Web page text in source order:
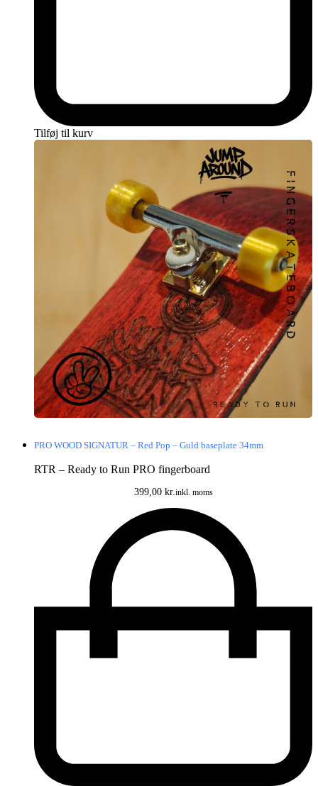
Tilføj til kurv
PRO WOOD SIGNATUR – Red Pop – Guld baseplate 34mm
RTR – Ready to Run PRO fingerboard
399,00 kr.inkl. moms